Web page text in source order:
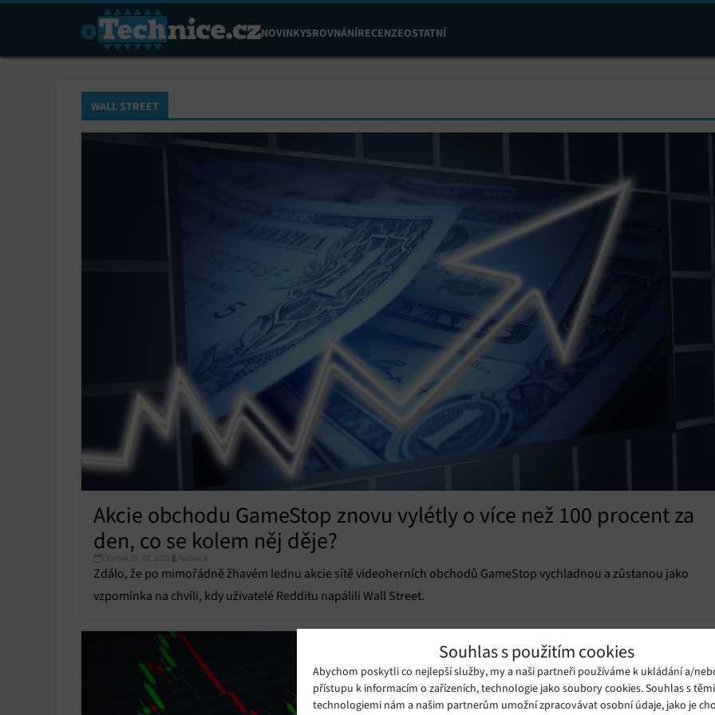
Souhlas s použitím cookies
Abychom poskytli co nejlepší služby, my a naši partneři používáme k ukládání a/
přístupu k informacím o zařízeních, technologie jako soubory cookies. Souhlas s
technologiemi nám a našim partnerům umožní zpracovávat osobní údaje, jako je
NOVINKYSROVNÁNÍRECENZEOSTATNÍ
WALL STREET
Akcie obchodu GameStop znovu vylétly o více než 100 procent za
den, co se kolem něj děje?
Čtvrtek 25. 02. 2021 Redakce
Zdálo, že po mimořádně žhavém lednu akcie sítě videoherních obchodů GameStop vychladnou a zůstanou jako
vzpomínka na chvíli, kdy uživatelé Redditu napálili Wall Street.